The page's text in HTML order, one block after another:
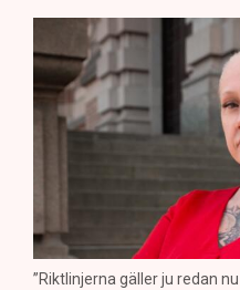
”Riktlinjerna gäller ju redan